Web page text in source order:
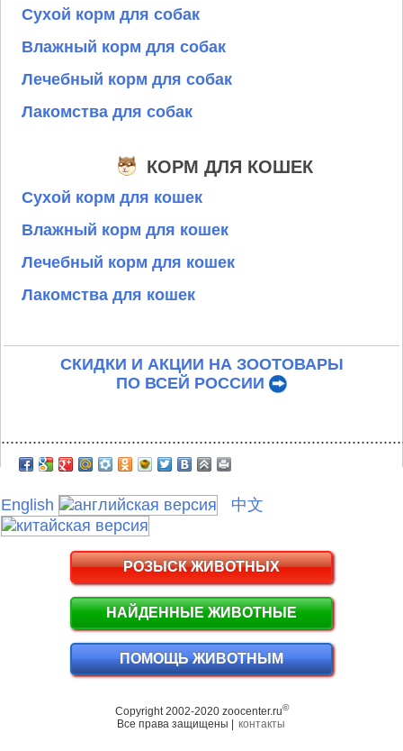
Сухой корм для собак
Влажный корм для собак
Лечебный корм для собак
Лакомства для собак
КОРМ ДЛЯ КОШЕК
Сухой корм для кошек
Влажный корм для кошек
Лечебный корм для кошек
Лакомства для кошек
СКИДКИ И АКЦИИ НА ЗООТОВАРЫ
ПО ВСЕЙ РОССИИ
English 中文
РОЗЫСК ЖИВОТНЫХ
НАЙДЕННЫЕ ЖИВОТНЫЕ
ПОМОЩЬ ЖИВОТНЫМ
Copyright 2002-2020 zoocenter.ru©
Все права защищены | контакты